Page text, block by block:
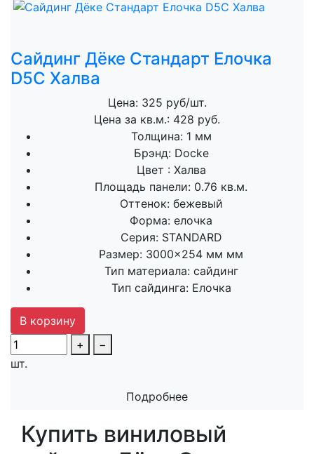
Сайдинг Дёке Стандарт Елочка
D5C Халва
Цена: 325 руб/шт.
Цена за кв.м.: 428 руб.
Толщина: 1 мм
Брэнд: Docke
Цвет : Халва
Площадь панели: 0.76 кв.м.
Оттенок: бежевый
Форма: елочка
Серия: STANDARD
Размер: 3000×254 мм мм
Тип материала: сайдинг
Тип сайдинга: Елочка
В корзину
+
−
шт.
Подробнее
Купить виниловый